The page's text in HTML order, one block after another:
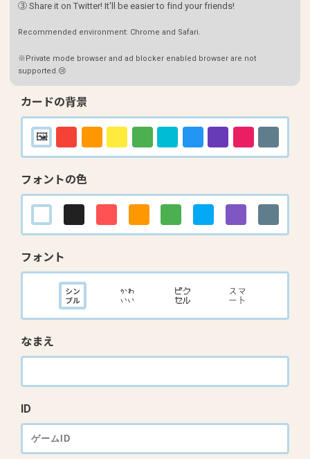
③ Share it on Twitter! It'll be easier to find your friends!
Recommended environment: Chrome and Safari.
※Private mode browser and ad blocker enabled browser are not
supported.😢
カードの背景
フォントの色
フォント
なまえ
ID